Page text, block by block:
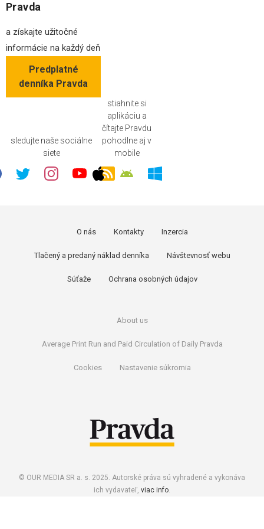
Pravda
a získajte užitočné
informácie na každý deň
Predplatné
denníka Pravda
sledujte naše sociálne
siete
stiahnite si
aplikáciu a
čítajte Pravdu
pohodlne aj v
mobile
O nás Kontakty Inzercia
Tlačený a predaný náklad denníka Návštevnosť webu
Súťaže Ochrana osobných údajov
About us
Average Print Run and Paid Circulation of Daily Pravda
Cookies Nastavenie súkromia
© OUR MEDIA SR a. s. 2025. Autorské práva sú vyhradené a vykonáva
ich vydavateľ, viac info.